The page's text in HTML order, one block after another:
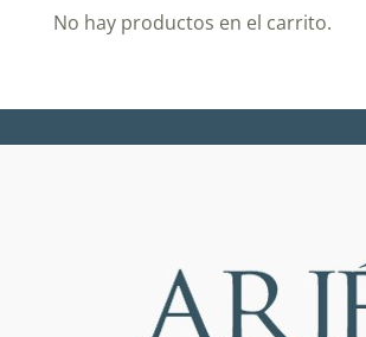
No hay productos en el carrito.